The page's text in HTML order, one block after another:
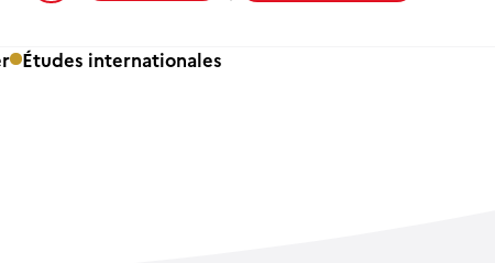
Études internationales